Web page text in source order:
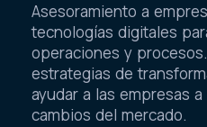
Asesoramiento a
tecnologías digitales
operaciones y
estrategias de
ayudar a las empresas
cambios del mercado.